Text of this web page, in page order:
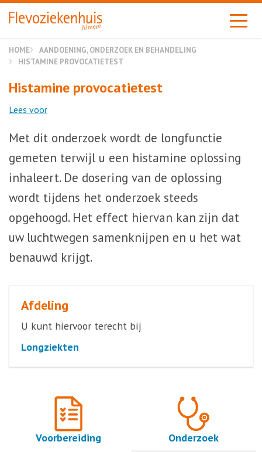
Almere
HOME
AANDOENING, ONDERZOEK EN BEHANDELING
HISTAMINE PROVOCATIETEST
Histamine provocatietest
Lees voor
Met dit onderzoek wordt de longfunctie
gemeten terwijl u een histamine oplossing
inhaleert. De dosering van de oplossing
wordt tijdens het onderzoek steeds
opgehoogd. Het effect hiervan kan zijn dat
uw luchtwegen samenknijpen en u het wat
benauwd krijgt.
Afdeling
U kunt hiervoor terecht bij
Longziekten
Voorbereiding Onderzoek